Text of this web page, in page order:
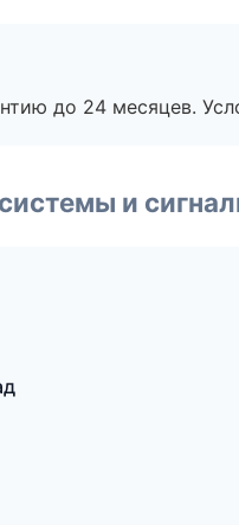
до 24 месяцев.
и